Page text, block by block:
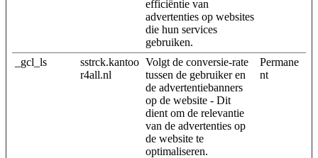
efficiëntie van
advertenties op websites
die hun services
gebruiken.
_gcl_ls
sstrck.kantoo
r4all.nl
Volgt de conversie-rate
tussen de gebruiker en
de advertentiebanners
op de website - Dit
dient om de relevantie
van de advertenties op
de website te
optimaliseren.
Permane
nt